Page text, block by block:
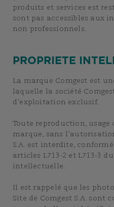
produits et services est
sont pas accessibles aux
non professionnels.
PROPRIETE
La marque Comgest est
laquelle la société
d’exploitation exclusif.
Toute reproduction,
marque, sans
S.A. est interdite,
articles L713-2 et L713-3
intellectuelle.
Il est rappelé que les
Site de Comgest S.A. sont